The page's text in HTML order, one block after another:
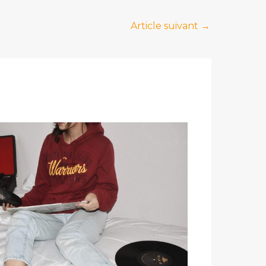
Article suivant →